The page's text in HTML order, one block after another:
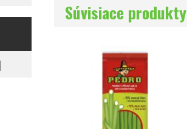
Súvisiace produkty